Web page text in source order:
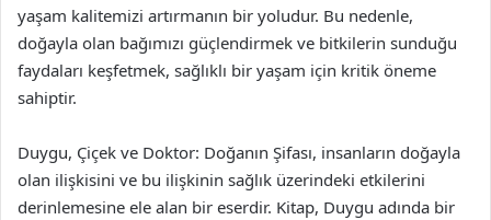
yaşam kalitemizi artırmanın bir yoludur. Bu nedenle,
doğayla olan bağımızı güçlendirmek ve bitkilerin sunduğu
faydaları keşfetmek, sağlıklı bir yaşam için kritik öneme
sahiptir.
Duygu, Çiçek ve Doktor: Doğanın Şifası, insanların doğayla
olan ilişkisini ve bu ilişkinin sağlık üzerindeki etkilerini
derinlemesine ele alan bir eserdir. Kitap, Duygu adında bir